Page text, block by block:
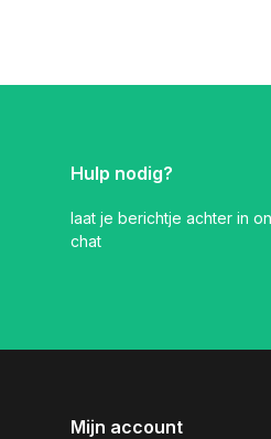
Hulp nodig?
laat je berichtje achter in
chat
Mijn account